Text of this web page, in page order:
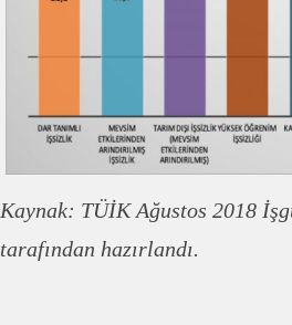
Kaynak: TÜİK Ağustos 2018
tarafından hazırlandı.